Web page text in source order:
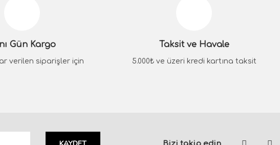
Gün Kargo
verilen siparişler için
Taksit ve Havale
5.000₺ ve üzeri kredi kartına taksit